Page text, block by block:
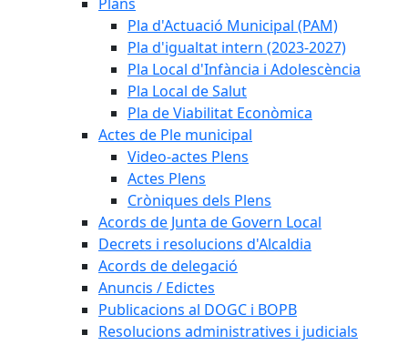
Pla d'Actuació Municipal (PAM)
Pla d'igualtat intern (2023-2027)
Pla Local d'Infància i Adolescència
Pla Local de Salut
Pla de Viabilitat Econòmica
Actes de Ple municipal
Video-actes Plens
Actes Plens
Cròniques dels Plens
Acords de Junta de Govern Local
Decrets i resolucions d'Alcaldia
Acords de delegació
Anuncis / Edictes
Publicacions al DOGC i BOPB
Resolucions administratives i judicials